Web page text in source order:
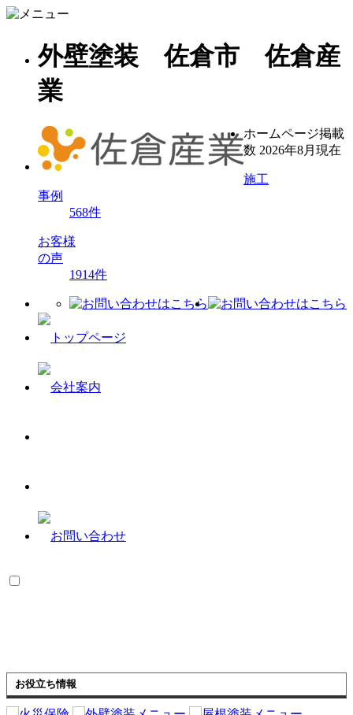
外壁塗装 佐倉市 佐倉産
業
ホームページ掲載
数 2026年8月現在
施工
事例
568件
お客様
の声
1914件
お役立ち情報